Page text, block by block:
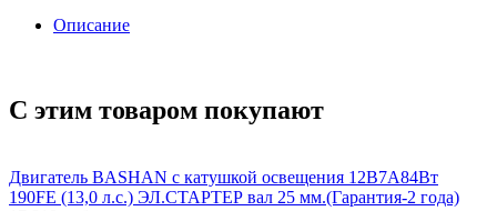
Описание
С этим товаром покупают
Двигатель BASHAN с катушкой освещения 12В7А84Вт
190FE (13,0 л.с.) ЭЛ.СТАРТЕР вал 25 мм.(Гарантия-2 года)